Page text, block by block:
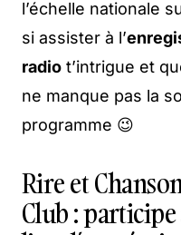
l’échelle nationale
si assister à l’
radio t’intrigue et
ne manque pas la
programme 😉
Rire et
Club :